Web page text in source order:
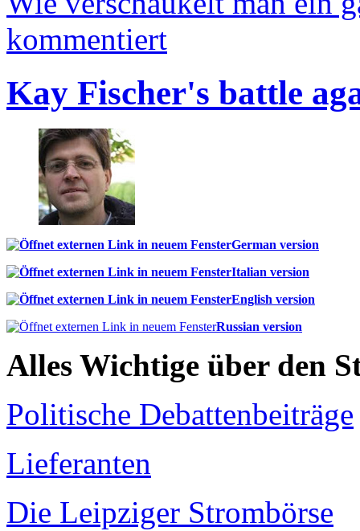
kommentiert
Kay Fischer's battle
German version
Italian version
English version
Russian version
Alles Wichtige über den
Politische Debattenbeiträge
Lieferanten
Die Leipziger Strombörse